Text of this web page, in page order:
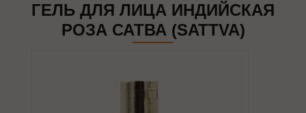
ГЕЛЬ ДЛЯ ЛИЦА ИНДИЙСКАЯ
РОЗА САТВА (SATTVA)